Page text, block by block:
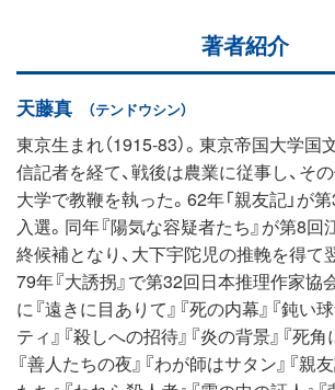
著者紹介
天藤真 （テンドウシン）
東京生まれ（1915‐83）。東京帝国大学国
信記者を経て、戦後は農業に従事し、そ
大学で教鞭を執った。62年「親友記」が
入選。同年『陽気な容疑者たち』が第8
終候補となり、大下宇陀児の推輓を得て
79年『大誘拐』で第32回日本推理作家協
に『遠きに目ありて』『死の内幕』『鈍い
ティ』『殺しへの招待』『炎の背景』『死
『善人たちの夜』『わが師はサタン』『親